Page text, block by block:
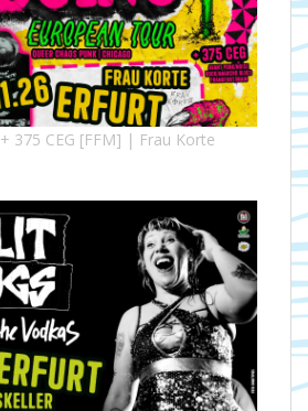
375 CEG [FFM] | Frau Korte